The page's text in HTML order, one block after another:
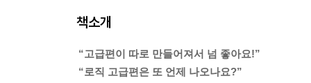
책소개
“고급편이 따로 만들어져서 넘 좋아요!”
“로직 고급편은 또 언제 나오나요?”